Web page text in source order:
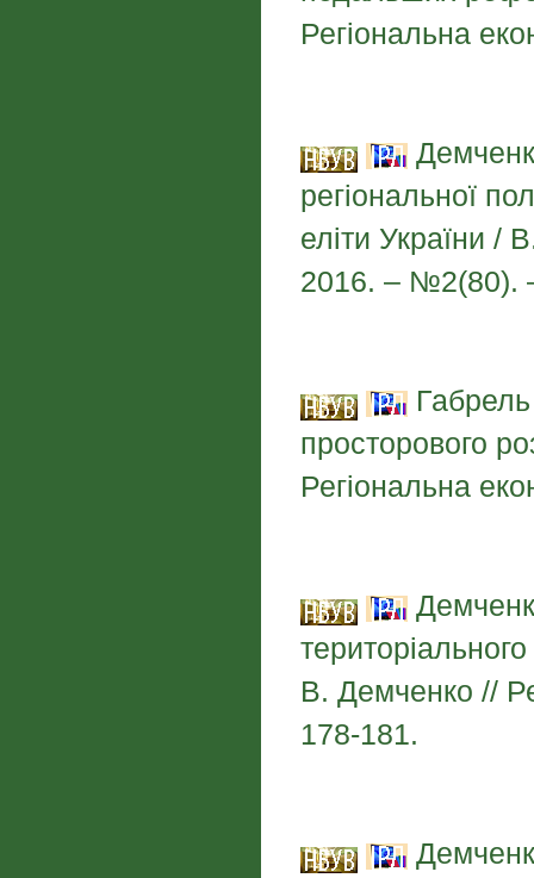
Регіональна
регіональної
еліти України /
2016. – №2(80).
просторового
Регіональна
В. Демченко //
178-181.